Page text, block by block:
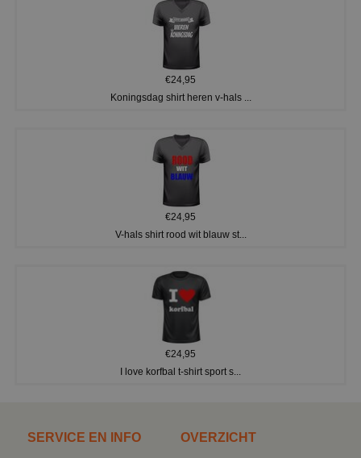
€24,95
Koningsdag shirt heren v-hals ...
€24,95
V-hals shirt rood wit blauw st...
€24,95
I love korfbal t-shirt sport s...
SERVICE EN INFO OVERZICHT